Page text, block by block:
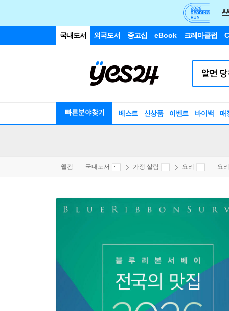
국내도서 외국도서 중고샵 eBook 크레마클럽
빠른분야찾기 베스트 신상품 이벤트 바이백 매
웰컴 국내도서 가정 살림 요리 요